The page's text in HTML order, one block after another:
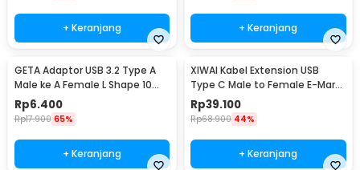
+ Keranjang + Keranjang
GETA Adaptor USB 3.2 Type A
Male ke A Female L Shape 10
Gbps - G-02
Rp6.400
Rp17.900 65%
+ Keranjang
XIWAI Kabel Extension USB
Type C Male to Female E-Mark
20Gbps 5A 100W 200cm -
XW32
Rp39.100
Rp68.900 44%
+ Keranjang